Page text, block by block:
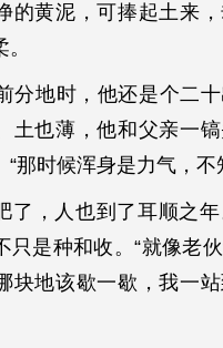
的黄泥，可捧起土来
分地时，他还是个二十
土也薄，他和父亲一
“那时候浑身是力气，不
了，人也到了耳顺之
只是种和收。“就像老
块地该歇一歇，我一